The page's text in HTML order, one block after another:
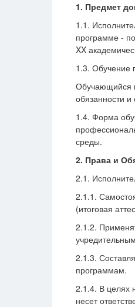
1. Предмет
1.1.
программе -
XX
1.3. Обучение
Обучающийся
обязанности и
1.4. Форма
среды.
2. Права и
2.1.
2.1.1.
(итоговая
2.1.2.
2.1.3.
программам.
2.1.4. В целях
несет